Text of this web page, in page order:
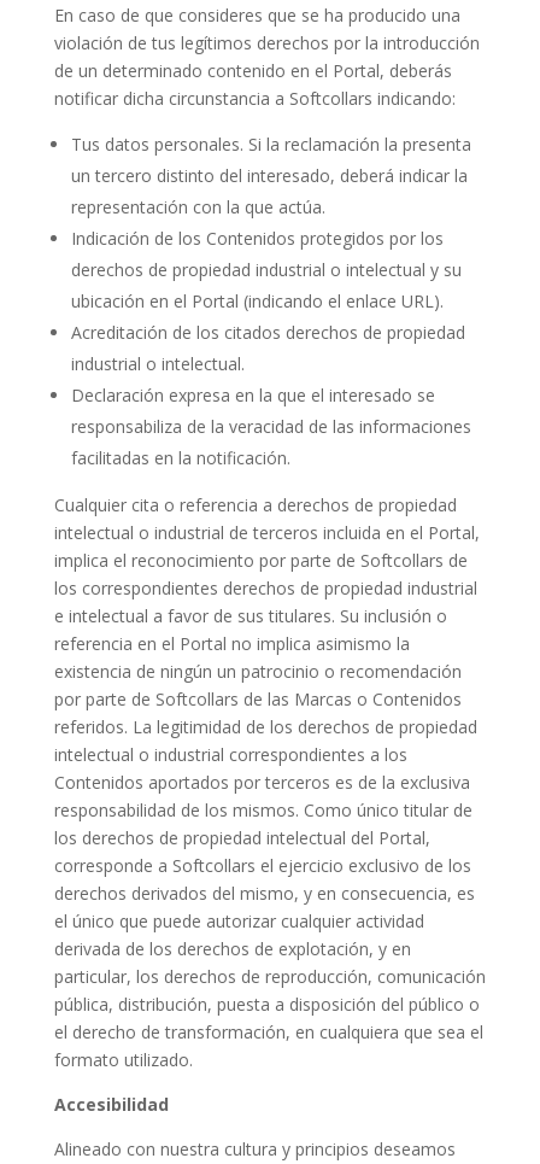
En caso de que consideres que se ha producido una
violación de tus legítimos derechos por la introducción
de un determinado contenido en el Portal, deberás
notificar dicha circunstancia a Softcollars indicando:
Tus datos personales. Si la reclamación la presenta
un tercero distinto del interesado, deberá indicar la
representación con la que actúa.
Indicación de los Contenidos protegidos por los
derechos de propiedad industrial o intelectual y su
ubicación en el Portal (indicando el enlace URL).
Acreditación de los citados derechos de propiedad
industrial o intelectual.
Declaración expresa en la que el interesado se
responsabiliza de la veracidad de las informaciones
facilitadas en la notificación.
Cualquier cita o referencia a derechos de propiedad
intelectual o industrial de terceros incluida en el Portal,
implica el reconocimiento por parte de Softcollars de
los correspondientes derechos de propiedad industrial
e intelectual a favor de sus titulares. Su inclusión o
referencia en el Portal no implica asimismo la
existencia de ningún un patrocinio o recomendación
por parte de Softcollars de las Marcas o Contenidos
referidos. La legitimidad de los derechos de propiedad
intelectual o industrial correspondientes a los
Contenidos aportados por terceros es de la exclusiva
responsabilidad de los mismos. Como único titular de
los derechos de propiedad intelectual del Portal,
corresponde a Softcollars el ejercicio exclusivo de los
derechos derivados del mismo, y en consecuencia, es
el único que puede autorizar cualquier actividad
derivada de los derechos de explotación, y en
particular, los derechos de reproducción, comunicación
pública, distribución, puesta a disposición del público o
el derecho de transformación, en cualquiera que sea el
formato utilizado.
Accesibilidad
Alineado con nuestra cultura y principios deseamos